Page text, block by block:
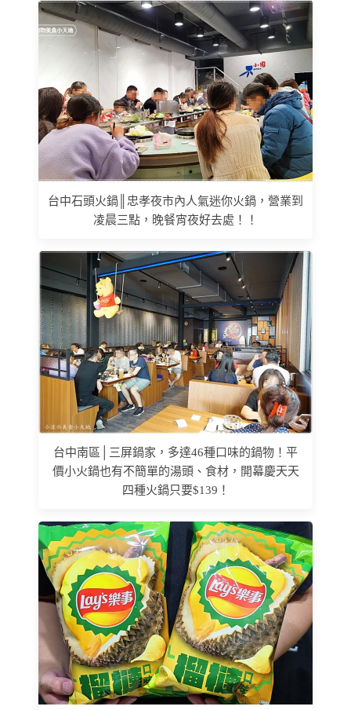
台中石頭火鍋║忠孝夜市內人氣迷你火鍋，營業到
凌晨三點，晚餐宵夜好去處！！
台中南區│三屏鍋家，多達46種口味的鍋物！平
價小火鍋也有不簡單的湯頭、食材，開幕慶天天
四種火鍋只要$139！